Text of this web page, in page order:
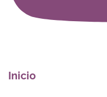
Inicio